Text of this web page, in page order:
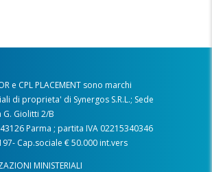
e CPL PLACEMENT sono marchi
di proprieta' di Synergos S.R.L.; Sede
G. Giolitti 2/B
Parma ; partita IVA 02215340346
Cap.sociale € 50.000 int.vers
MINISTERIALI